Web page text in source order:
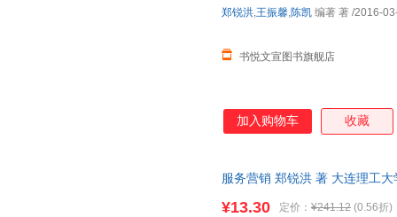
书悦文宣图书旗舰店
郑锐洪,王振馨,陈凯 编著 著 /2016-
加入购物车 收藏
服务营销 郑锐洪 著 大连理工
¥13.30 定价： ¥241.12 (0.56折)